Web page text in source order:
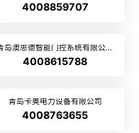
4008859707
青岛澳思德智能门控系统有限公司
4008615788
青岛卡奥电力设备有限公司
4008763655